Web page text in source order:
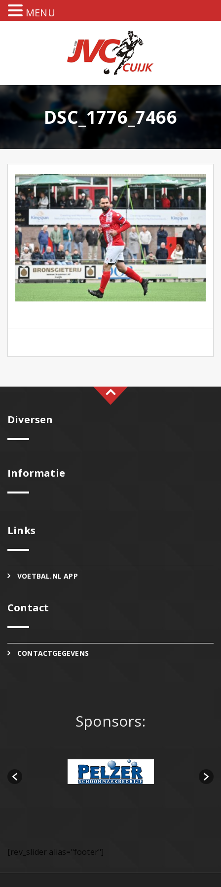
DSC_1776_7466
Diversen
Informatie
Links
VOETBAL.NL APP
Contact
CONTACTGEGEVENS
Sponsors:
[rev_slider alias="footer"]
MENU